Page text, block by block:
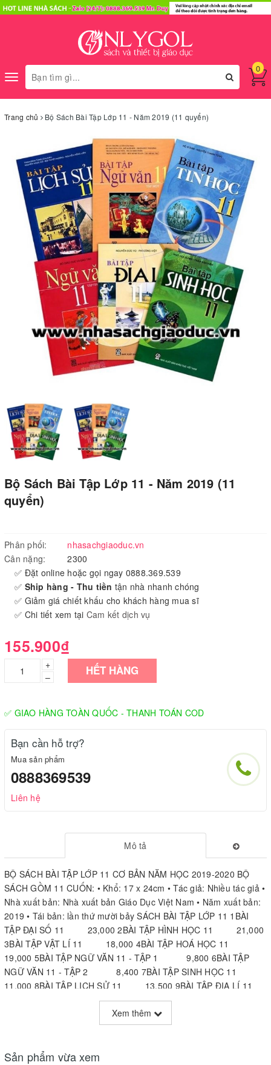
Toggle
navigation
0
Trang chủ Bộ Sách Bài Tập Lớp 11 - Năm 2019 (11 quyển)
Bộ Sách Bài Tập Lớp 11 - Năm 2019 (11
quyển)
Phân phối:
nhasachgiaoduc.vn
Cân nặng:
2300
✅ Đặt online hoặc gọi ngay 0888.369.539
✅ Ship hàng - Thu tiền tận nhà nhanh chóng
✅ Giảm giá chiết khấu cho khách hàng mua sĩ
✅ Chi tiết xem tại Cam kết dịch vụ
155.900₫
+
–
HẾT HÀNG
✅ GIAO HÀNG TOÀN QUỐC - THANH TOÁN COD
Bạn cần hỗ trợ?
Mua sản phẩm
0888369539
Liên hệ
Mô tả
BỘ SÁCH BÀI TẬP LỚP 11 CƠ BẢN NĂM HỌC 2019-2020 BỘ
SÁCH GỒM 11 CUỐN: • Khổ: 17 x 24cm • Tác giả: Nhiều tác giả •
Nhà xuất bản: Nhà xuất bản Giáo Dục Việt Nam • Năm xuất bản:
2019 • Tái bản: lần thứ mười bảy SÁCH BÀI TẬP LỚP 11 1BÀI
TẬP ĐẠI SỐ 11 23,000 2BÀI TẬP HÌNH HỌC 11 21,000
3BÀI TẬP VẬT LÍ 11 18,000 4BÀI TẬP HOÁ HỌC 11
19,000 5BÀI TẬP NGỮ VĂN 11 - TẬP 1 9,800 6BÀI TẬP
NGỮ VĂN 11 - TẬP 2 8,400 7BÀI TẬP SINH HỌC 11
11,000 8BÀI TẬP LỊCH SỬ 11 13,500 9BÀI TẬP ĐỊA LÍ 11
11 9,500 10BÀI TẬP TIN HỌC 11 8,200 11BÀI TẬP
TIẾNG ANH 11 14,500 Cộng 155,900
Xem thêm
Sản phẩm vừa xem